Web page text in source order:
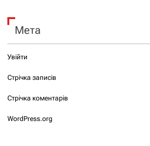
Мета
Увійти
Стрічка записів
Стрічка коментарів
WordPress.org